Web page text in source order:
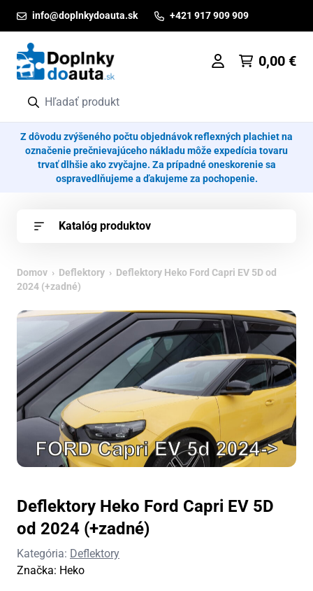
info@doplnkydoauta.sk +421 917 909 909
0,00 €
Z dôvodu zvýšeného počtu objednávok reflexných plachiet na
označenie prečnievajúceho nákladu môže expedícia tovaru
trvať dlhšie ako zvyčajne. Za prípadné oneskorenie sa
ospravedlňujeme a ďakujeme za pochopenie.
Katalóg produktov
Domov › Deflektory › Deflektory Heko Ford Capri EV 5D od
2024 (+zadné)
Deflektory Heko Ford Capri EV 5D
od 2024 (+zadné)
Kategória: Deflektory
Značka: Heko